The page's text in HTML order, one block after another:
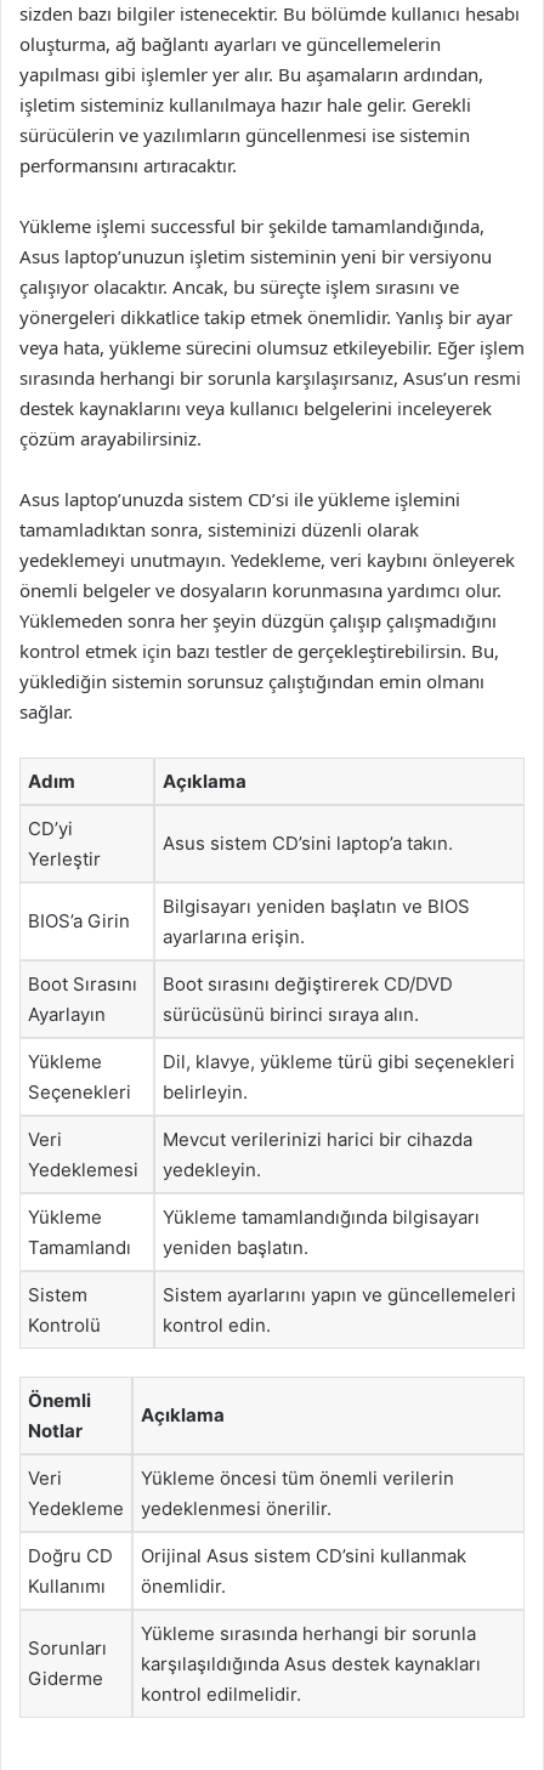
sizden bazı bilgiler istenecektir. Bu bölümde kullanıcı hesabı
oluşturma, ağ bağlantı ayarları ve güncellemelerin
yapılması gibi işlemler yer alır. Bu aşamaların ardından,
işletim sisteminiz kullanılmaya hazır hale gelir. Gerekli
sürücülerin ve yazılımların güncellenmesi ise sistemin
performansını artıracaktır.
Yükleme işlemi successful bir şekilde tamamlandığında,
Asus laptop’unuzun işletim sisteminin yeni bir versiyonu
çalışıyor olacaktır. Ancak, bu süreçte işlem sırasını ve
yönergeleri dikkatlice takip etmek önemlidir. Yanlış bir ayar
veya hata, yükleme sürecini olumsuz etkileyebilir. Eğer işlem
sırasında herhangi bir sorunla karşılaşırsanız, Asus’un resmi
destek kaynaklarını veya kullanıcı belgelerini inceleyerek
çözüm arayabilirsiniz.
Asus laptop’unuzda sistem CD’si ile yükleme işlemini
tamamladıktan sonra, sisteminizi düzenli olarak
yedeklemeyi unutmayın. Yedekleme, veri kaybını önleyerek
önemli belgeler ve dosyaların korunmasına yardımcı olur.
Yüklemeden sonra her şeyin düzgün çalışıp çalışmadığını
kontrol etmek için bazı testler de gerçekleştirebilirsin. Bu,
yüklediğin sistemin sorunsuz çalıştığından emin olmanı
sağlar.
Adım Açıklama
CD’yi
Yerleştir
Asus sistem CD’sini laptop’a takın.
BIOS’a Girin
Bilgisayarı yeniden başlatın ve BIOS
ayarlarına erişin.
Boot Sırasını
Ayarlayın
Boot sırasını değiştirerek CD/DVD
sürücüsünü birinci sıraya alın.
Yükleme
Seçenekleri
Dil, klavye, yükleme türü gibi seçenekleri
belirleyin.
Veri
Yedeklemesi
Mevcut verilerinizi harici bir cihazda
yedekleyin.
Yükleme
Tamamlandı
Yükleme tamamlandığında bilgisayarı
yeniden başlatın.
Sistem
Kontrolü
Sistem ayarlarını yapın ve güncellemeleri
kontrol edin.
Önemli
Notlar
Açıklama
Veri
Yedekleme
Yükleme öncesi tüm önemli verilerin
yedeklenmesi önerilir.
Doğru CD
Kullanımı
Orijinal Asus sistem CD’sini kullanmak
önemlidir.
Sorunları
Giderme
Yükleme sırasında herhangi bir sorunla
karşılaşıldığında Asus destek kaynakları
kontrol edilmelidir.